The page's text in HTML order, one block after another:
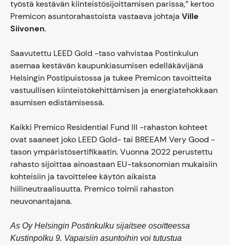
työstä kestävän kiinteistösijoittamisen parissa,” kertoo
Premicon asuntorahastoista vastaava johtaja Ville
Siivonen.
Saavutettu LEED Gold -taso vahvistaa Postinkulun
asemaa kestävän kaupunkiasumisen edelläkävijänä
Helsingin Postipuistossa ja tukee Premicon tavoitteita
vastuullisen kiinteistökehittämisen ja energiatehokkaan
asumisen edistämisessä.
Kaikki Premico Residential Fund III -rahaston kohteet
ovat saaneet joko LEED Gold- tai BREEAM Very Good -
tason ympäristösertifikaatin. Vuonna 2022 perustettu
rahasto sijoittaa ainoastaan EU-taksonomian mukaisiin
kohteisiin ja tavoittelee käytön aikaista
hiilineutraalisuutta. Premico toimii rahaston
neuvonantajana.
As Oy Helsingin Postinkulku sijaitsee osoitteessa
Kustinpolku 9. Vapaisiin asuntoihin voi tutustua